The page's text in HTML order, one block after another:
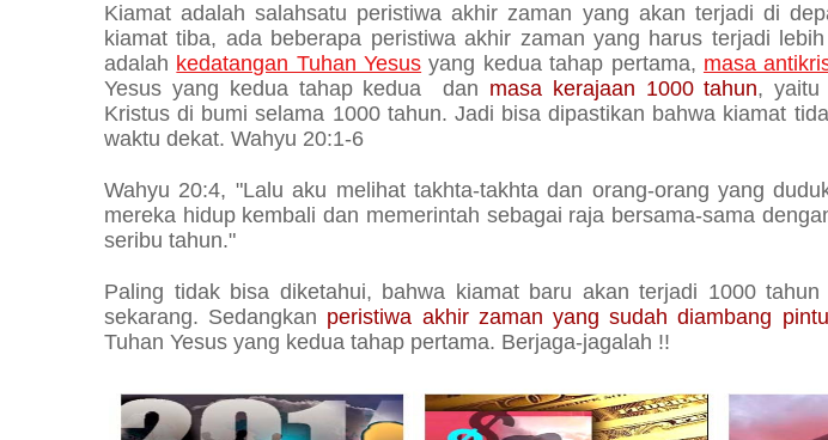
Kiamat adalah salahsatu peristiwa akhir zaman yang akan terjadi di
kiamat tiba, ada beberapa peristiwa akhir zaman yang harus terjadi
adalah kedatangan Tuhan Yesus yang kedua tahap pertama, masa
Yesus yang kedua tahap kedua dan masa kerajaan 1000 tahun, yaitu
Kristus di bumi selama 1000 tahun. Jadi bisa dipastikan bahwa kiamat
waktu dekat. Wahyu 20:1-6
Wahyu 20:4, "Lalu aku melihat takhta-takhta dan orang-orang yang
mereka hidup kembali dan memerintah sebagai raja bersama-sama
seribu tahun."
Paling tidak bisa diketahui, bahwa kiamat baru akan terjadi 1000
sekarang. Sedangkan peristiwa akhir zaman yang sudah diambang pintu
Tuhan Yesus yang kedua tahap pertama. Berjaga-jagalah !!